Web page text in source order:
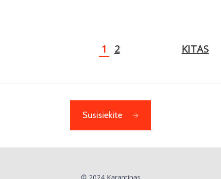
1 2 KITAS
Susisiekite
© 2024 Karantinas